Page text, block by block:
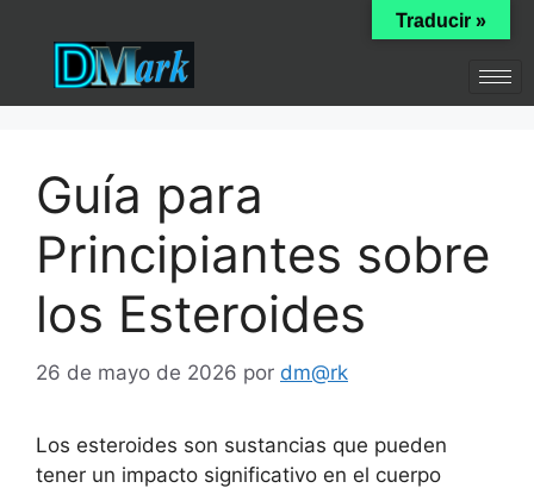
Guía para
Principiantes sobre
los Esteroides
26 de mayo de 2026 por dm@rk
Los esteroides son sustancias que pueden
tener un impacto significativo en el cuerpo
Traducir »